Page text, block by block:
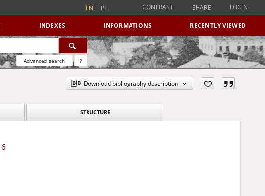
EN PL CONTRAST SHARE LOGIN
INDEXES INFORMATIONS RECENTLY VIEWED
Advanced search ?
Download bibliography description
STRUCTURE